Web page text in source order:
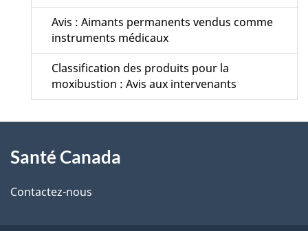
Avis : Aimants permanents vendus comme
instruments médicaux
Classification des produits pour la
moxibustion : Avis aux intervenants
propos
de
Santé Canada
Contactez-nous